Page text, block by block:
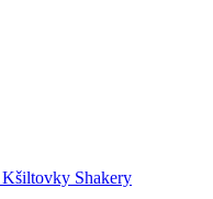
Kšiltovky Shakery